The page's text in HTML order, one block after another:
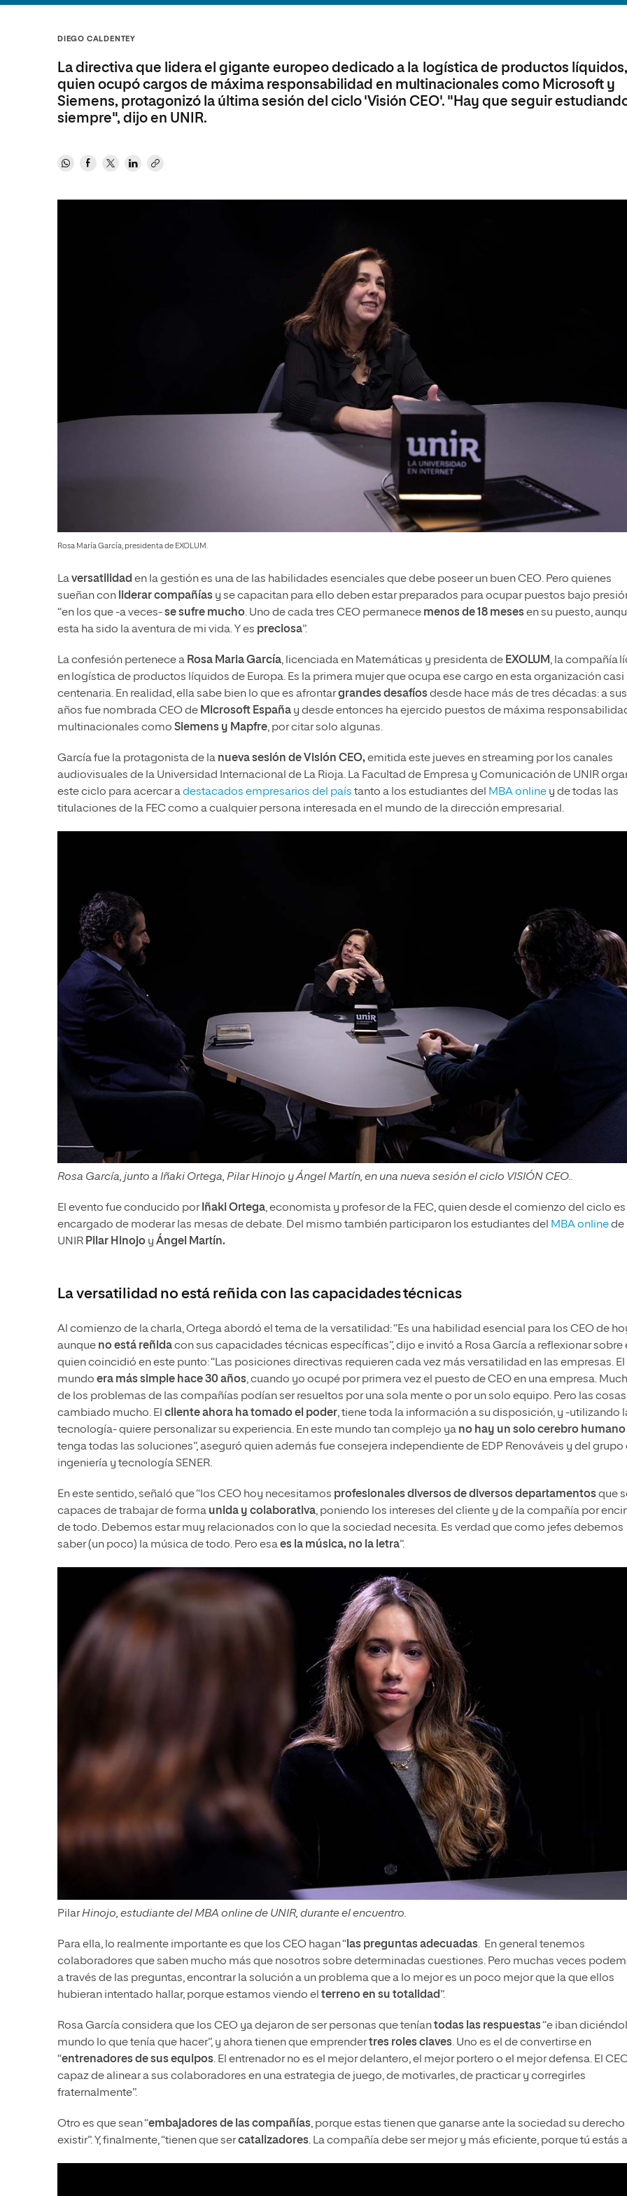
Diseño
Humanidades
Artes
Música
Ingeniería y Tecnología
Ciencias Sociales
Humanidades
Artes
DIEGO CALDENTEY
La directiva que lidera el gigante europeo dedicado a la logística de productos
quien ocupó cargos de máxima responsabilidad en multinacionales como Microsoft y
Siemens, protagonizó la última sesión del ciclo 'Visión CEO'. "Hay que seguir
siempre", dijo en UNIR.
Rosa María García, presidenta de EXOLUM.
Laversatilidad en la gestión es una de las habilidades esenciales que debe poseer un buen CEO. Pero quienes
sueñan con liderar compañías y se capacitan para ello deben estar preparados para ocupar puestos bajo
“en los que -a veces-se sufre mucho. Uno de cada tres CEO permanece menos de 18 mesesen su puesto,
esta ha sido la aventura de mi vida. Y es preciosa”.
La confesión pertenece a Rosa Maria García, licenciada en Matemáticas y presidenta de EXOLUM, la compañía
en logística de productos líquidos de Europa. Es la primera mujer que ocupa ese cargo en esta organización casi
centenaria. En realidad, ella sabe bien lo que es afrontargrandes desafíosdesde hace más de tres décadas: a
años fue nombrada CEO de Microsoft España y desde entonces ha ejercido puestos de máxima
multinacionales como Siemens y Mapfre, por citar solo algunas.
García fue la protagonista de la nueva sesión de Visión CEO,emitida este jueves en streaming por los canales
audiovisuales de la Universidad Internacional de La Rioja. La Facultad de Empresa y Comunicación de UNIR
este ciclo para acercar adestacados empresarios del país tanto a los estudiantes del MBA online y de todas las
titulaciones de la FEC como a cualquier persona interesada en el mundo de la dirección empresarial.
Rosa García, junto a Iñaki Ortega, Pilar Hinojo y Ángel Martín, en una nueva sesión el ciclo VISIÓN CEO..
El evento fue conducido por Iñaki Ortega, economista y profesor de la FEC, quien desde el comienzo del ciclo es
encargado de moderar las mesas de debate. Del mismo también participaron los estudiantes del MBA onlinede
UNIR Pilar Hinojo y Ángel Martín.
La versatilidad no está reñida con las capacidades técnicas
Al comienzo de la charla, Ortega abordó el tema de la versatilidad: “Es una habilidad esencial para los CEO de
aunque no está reñidacon sus capacidades técnicas específicas”, dijo e invitó a Rosa García a reflexionar sobre
quien coincidió en este punto: “Las posiciones directivas requieren cada vez más versatilidad en las empresas. El
mundo era más simple hace 30 años, cuando yo ocupé por primera vez el puesto de CEO en una empresa.
de los problemas de las compañías podían ser resueltos por una sola mente o por un solo equipo. Pero las
cambiado mucho. El cliente ahora ha tomado el poder, tiene toda la información a su disposición, y -utilizando
tecnología- quiere personalizar su experiencia. En este mundo tan complejo ya no hay un solo cerebro humano
tenga todas las soluciones”, aseguró quien además fue consejera independiente de EDP Renováveis y del grupo
ingeniería y tecnología SENER.
En este sentido, señaló que “los CEO hoy necesitamos profesionales diversos de diversos departamentosque
capaces de trabajar de forma unida y colaborativa, poniendo los intereses del cliente y de la compañía por
de todo. Debemos estar muy relacionados con lo que la sociedad necesita. Es verdad que como jefes debemos
saber (un poco) la música de todo. Pero esaes la música, no la letra”.
PilarHinojo, estudiante del MBA online de UNIR, durante el encuentro.
Para ella, lo realmente importante es que los CEO hagan “ las preguntas adecuadas. En general tenemos
colaboradores que saben mucho más que nosotros sobre determinadas cuestiones. Pero muchas veces
a través de las preguntas, encontrar la solución a un problema que a lo mejor es un poco mejor que la que ellos
hubieran intentado hallar, porque estamos viendo el terreno en su totalidad”.
Rosa García considera que los CEO ya dejaron de ser personas que teníantodas las respuestas“e iban
mundo lo que tenía que hacer”, y ahora tienen que emprendertres roles claves. Uno es el de convertirse en
“entrenadores de sus equipos. El entrenador no es el mejor delantero, el mejor portero o el mejor defensa. El
capaz de alinear a sus colaboradores en una estrategia de juego, de motivarles, de practicar y corregirles
fraternalmente”.
Otro es que sean “embajadores de las compañías, porque estas tienen que ganarse ante la sociedad su derecho
existir”. Y, finalmente, “tienen que sercatalizadores. La compañía debe ser mejor y más eficiente, porque tú estás